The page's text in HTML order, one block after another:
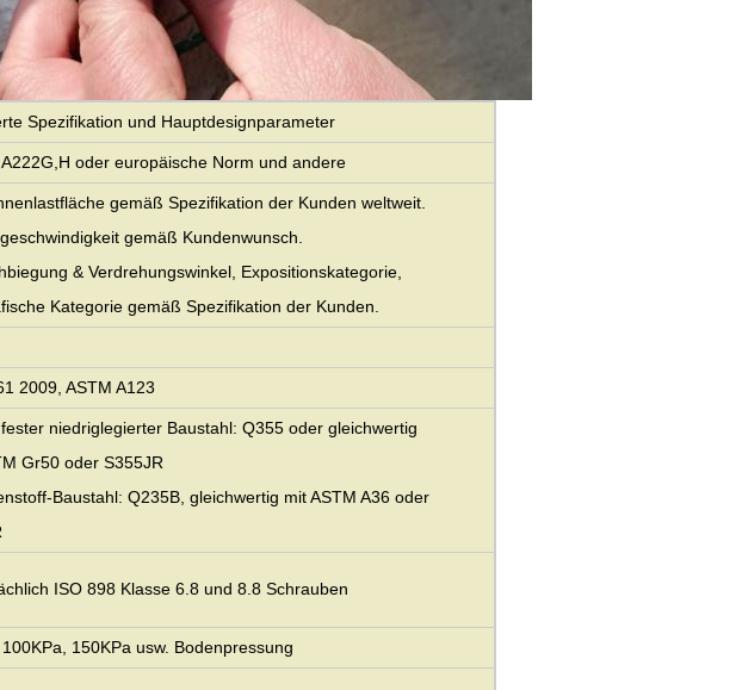
Spezifikation und Hauptdesignparameter
oder europäische Norm und andere
gemäß Spezifikation der Kunden weltweit.
gemäß Kundenwunsch.
& Verdrehungswinkel, Expositionskategorie,
Kategorie gemäß Spezifikation der Kunden.
2009, ASTM A123
niedriglegierter Baustahl: Q355 oder gleichwertig
Gr50 oder S355JR
Baustahl: Q235B, gleichwertig mit ASTM A36 oder
ISO 898 Klasse 6.8 und 8.8 Schrauben
150KPa usw. Bodenpressung